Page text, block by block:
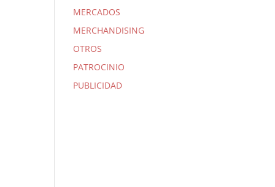
MERCADOS
MERCHANDISING
OTROS
PATROCINIO
PUBLICIDAD